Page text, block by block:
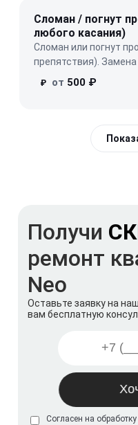
Сломан / погнут
любого касания)
Сломан или погнут
препятствия). Замена
₽ от 500 ₽
Получи
ремонт
Neo
Оставьте заявку на
вам бесплатную
Согласен на обработку